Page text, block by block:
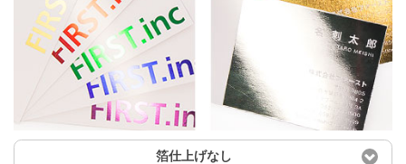
箔仕上げなし